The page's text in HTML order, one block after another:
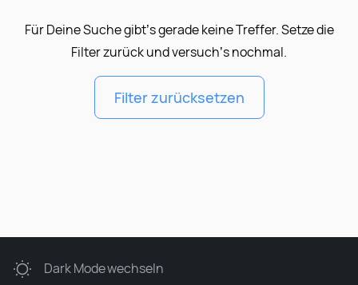
Für Deine Suche gibt’s gerade keine Treffer. Setze die
Filter zurück und versuch’s nochmal.
Filter zurücksetzen
Dark Modewechseln